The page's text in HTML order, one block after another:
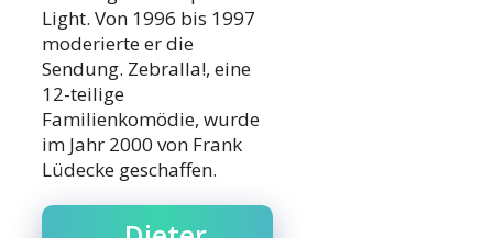
Light. Von 1996 bis 1997
moderierte er die
Sendung. Zebralla!, eine
12-teilige
Familienkomödie, wurde
im Jahr 2000 von Frank
Lüdecke geschaffen.